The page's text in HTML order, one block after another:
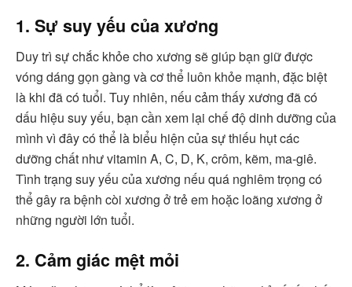
1. Sự suy yếu của xương
Duy trì sự chắc khỏe cho xương sẽ giúp bạn giữ được
vóng dáng gọn gàng và cơ thể luôn khỏe mạnh, đặc biệt
là khi đã có tuổi. Tuy nhiên, nếu cảm thấy xương đã có
dấu hiệu suy yếu, bạn cần xem lại chế độ dinh dưỡng của
mình vì đây có thể là biểu hiện của sự thiếu hụt các
dưỡng chất như vitamin A, C, D, K, crôm, kẽm, ma-giê.
Tình trạng suy yếu của xương nếu quá nghiêm trọng có
thể gây ra bệnh còi xương ở trẻ em hoặc loãng xương ở
những người lớn tuổi.
2. Cảm giác mệt mỏi